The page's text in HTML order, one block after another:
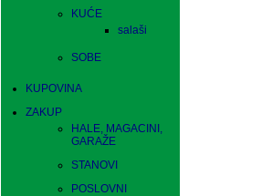
KUĆE
salaši
SOBE
KUPOVINA
ZAKUP
HALE, MAGACINI,
GARAŽE
STANOVI
POSLOVNI